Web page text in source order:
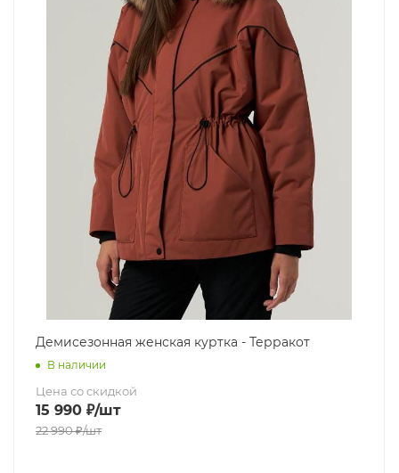
Демисезонная женская куртка - Терракот
В наличии
Цена со скидкой
15 990 ₽/шт
22 990₽/шт